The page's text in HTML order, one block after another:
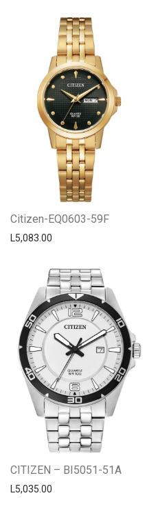
Citizen-EQ0603-59F
L5,083.00
CITIZEN – BI5051-51A
L5,035.00